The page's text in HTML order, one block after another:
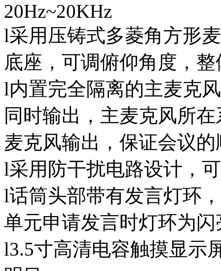
20Hz~20KHz
l采用压铸式多菱角方形
底座，可调俯仰角度，
l内置完全隔离的主麦克
同时输出，主麦克风所
麦克风输出，保证会议
l采用防干扰电路设计，
l话筒头部带有发言灯环
单元申请发言时灯环为闪
l3.5寸高清电容触摸显示